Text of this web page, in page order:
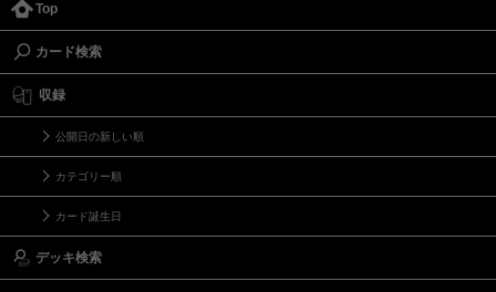
Top
カード検索
収録
公開日の新しい順
カテゴリー順
カード誕生日
デッキ検索